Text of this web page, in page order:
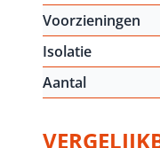
Voorzieningen
Isolatie
Aantal